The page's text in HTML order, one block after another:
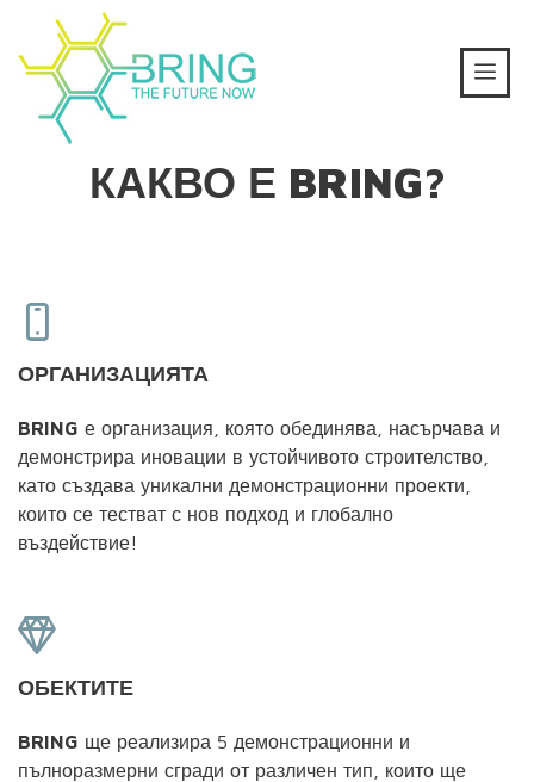
КАКВО Е BRING?
ОРГАНИЗАЦИЯТА
BRING е организация, която обединява, насърчава и
демонстрира иновации в устойчивото строителство,
като създава уникални демонстрационни проекти,
които се тестват с нов подход и глобално
въздействие!
ОБЕКТИТЕ
BRING ще реализира 5 демонстрационни и
пълноразмерни сгради от различен тип, които ще